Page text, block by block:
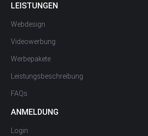
LEISTUNGEN
Webdesign
Videowerbung
Werbepakete
Leistungsbeschreibung
FAQs
ANMELDUNG
Login